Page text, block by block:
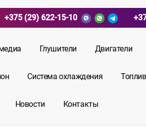
+375 (29) 622-15-10
Глушители Двигатели
Система охлаждения
Новости Контакты